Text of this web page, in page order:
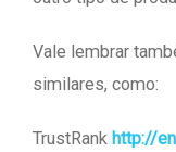
Vale lembrar
similares, como:
TrustRank http://